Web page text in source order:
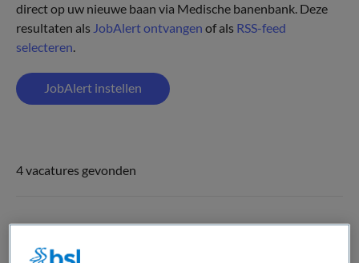
direct op uw nieuwe baan via Medische banenbank. Deze
resultaten als JobAlert ontvangen of als RSS-feed
selecteren.
JobAlert instellen
4 vacatures gevonden
Floormanager OK